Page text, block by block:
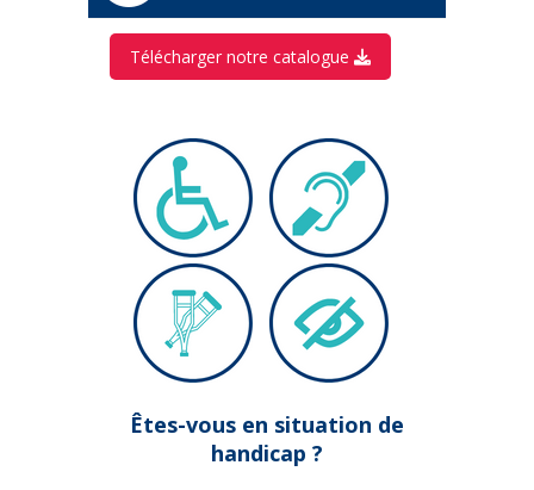
Télécharger notre catalogue
Êtes-vous en situation de
handicap ?